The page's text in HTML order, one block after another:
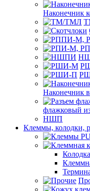
Наконечник
Наконечник
флажковый
НШП
Клеммы, колодки,